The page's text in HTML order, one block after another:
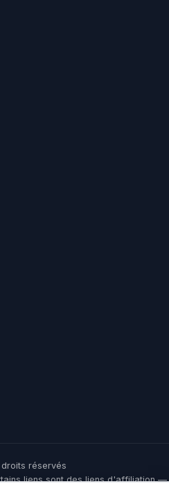
réservés
liens sont des liens d'affiliation —